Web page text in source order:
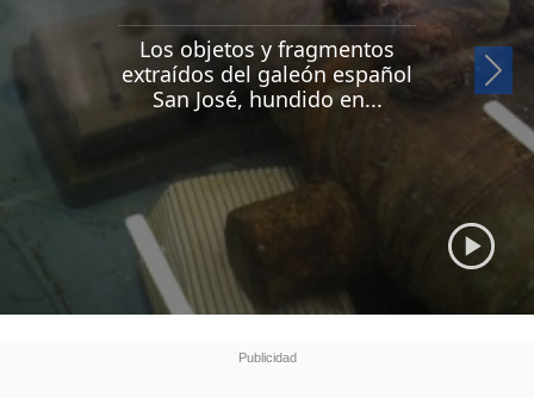
Los objetos y fragmentos
extraídos del galeón español
San José, hundido en...